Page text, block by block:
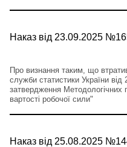
Наказ від 23.09.2025
Про визнання таким, що
служби статистики України
затвердження
вартості робочої сили"
Наказ від 25.08.2025